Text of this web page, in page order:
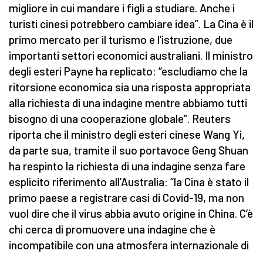
migliore in cui mandare i figli a studiare. Anche i
turisti cinesi potrebbero cambiare idea”. La Cina è il
primo mercato per il turismo e l’istruzione, due
importanti settori economici australiani. Il ministro
degli esteri Payne ha replicato: “escludiamo che la
ritorsione economica sia una risposta appropriata
alla richiesta di una indagine mentre abbiamo tutti
bisogno di una cooperazione globale”. Reuters
riporta che il ministro degli esteri cinese Wang Yi,
da parte sua, tramite il suo portavoce Geng Shuan
ha respinto la richiesta di una indagine senza fare
esplicito riferimento all’Australia: “la Cina è stato il
primo paese a registrare casi di Covid-19, ma non
vuol dire che il virus abbia avuto origine in China. C’è
chi cerca di promuovere una indagine che è
incompatibile con una atmosfera internazionale di